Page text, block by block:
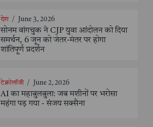
देश / June 3, 2026
सोनम वांगचुक ने CJP युवा आंदोलन को दिया
समर्थन, 6 जून को जंतर-मंतर पर होगा
शांतिपूर्ण प्रदर्शन
टेक्नोलॉजी / June 2, 2026
AI का महाबुलबुला: जब मशीनों पर भरोसा
महंगा पड़ गया - संजय सक्सैना